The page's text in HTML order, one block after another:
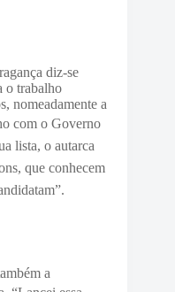
diz-se
o trabalho
nomeadamente a
com o Governo
lista, o autarca
que conhecem
a